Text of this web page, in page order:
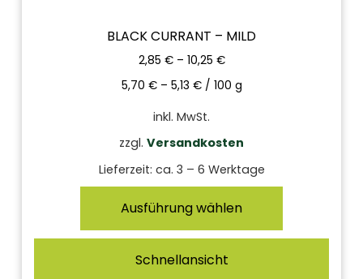
BLACK CURRANT – MILD
2,85 €– 10,25 €
5,70 €– 5,13 €/ 100 g
inkl. MwSt.
zzgl. Versandkosten
Lieferzeit: ca. 3 – 6 Werktage
Ausführung wählen
Schnellansicht